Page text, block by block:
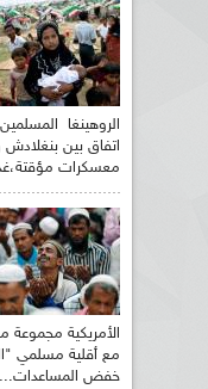
الروهينغا
اتفاق بين
معسكرات
الأمريكية مجموعة
مع أقلية مسلمي
خفض المساعدات...